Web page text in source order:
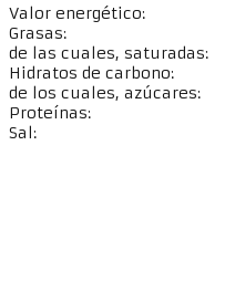
Valor energético:
Grasas:
de las cuales, saturadas:
Hidratos de carbono:
de los cuales, azúcares:
Proteínas:
Sal: